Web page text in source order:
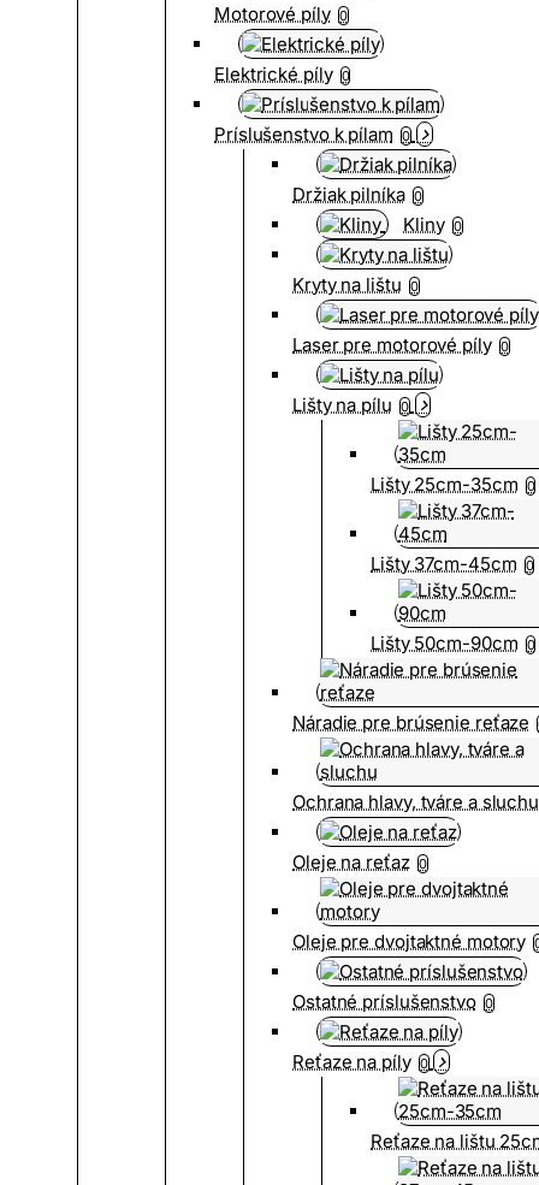
Motorové píly 0
Elektrické píly 0
Príslušenstvo k pílam 0
Držiak pilníka 0
Kliny 0
Kryty na lištu 0
Laser pre motorové píly 0
Lišty na pílu 0
Lišty 25cm-35cm 0
Lišty 37cm-45cm 0
Lišty 50cm-90cm 0
Náradie pre brúsenie reťaze
Ochrana hlavy, tváre a sluchu
Oleje na reťaz 0
Oleje pre dvojtaktné motory
Ostatné príslušenstvo 0
Reťaze na píly 0
Reťaze na lištu